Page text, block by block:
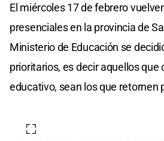
El miércoles 17 de febrero
presenciales en la provincia de
Ministerio de Educación se
prioritarios, es decir aquellos que
educativo, sean los que retornen